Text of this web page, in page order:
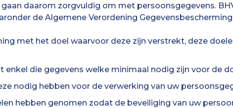
daarom zorgvuldig om met persoonsgegevens.
de Algemene Verordening
met het doel waarvoor deze zijn verstrekt, deze
die gegevens welke minimaal nodig zijn voor de
nodig hebben voor de verwerking van uw
hebben genomen zodat de beveiliging van uw